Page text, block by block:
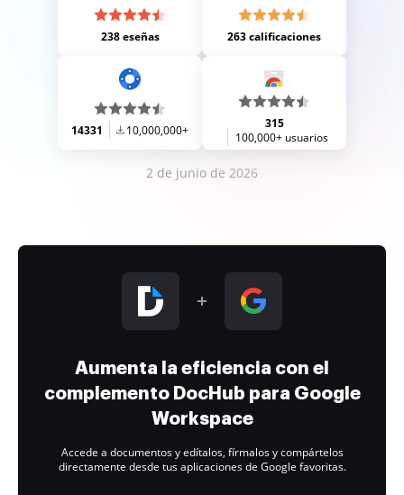
238 eseñas 263 calificaciones
14331 10,000,000+
315
100,000+ usuarios
2 de junio de 2026
Aumenta la eficiencia con el
complemento DocHub para Google
Workspace
Accede a documentos y edítalos, fírmalos y compártelos
directamente desde tus aplicaciones de Google favoritas.